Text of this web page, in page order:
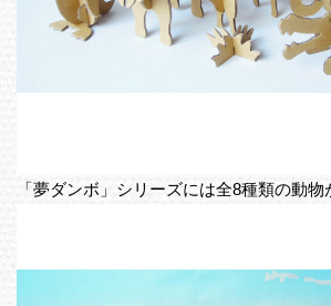
「夢ダンボ」シリーズには全8種類の動物